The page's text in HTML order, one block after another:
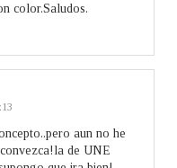
color.Saludos.
aun no he
de UNE